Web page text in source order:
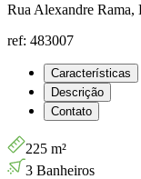
Rua Alexandre Rama,
ref: 483007
Características
Descrição
Contato
225 m²
3 Banheiros